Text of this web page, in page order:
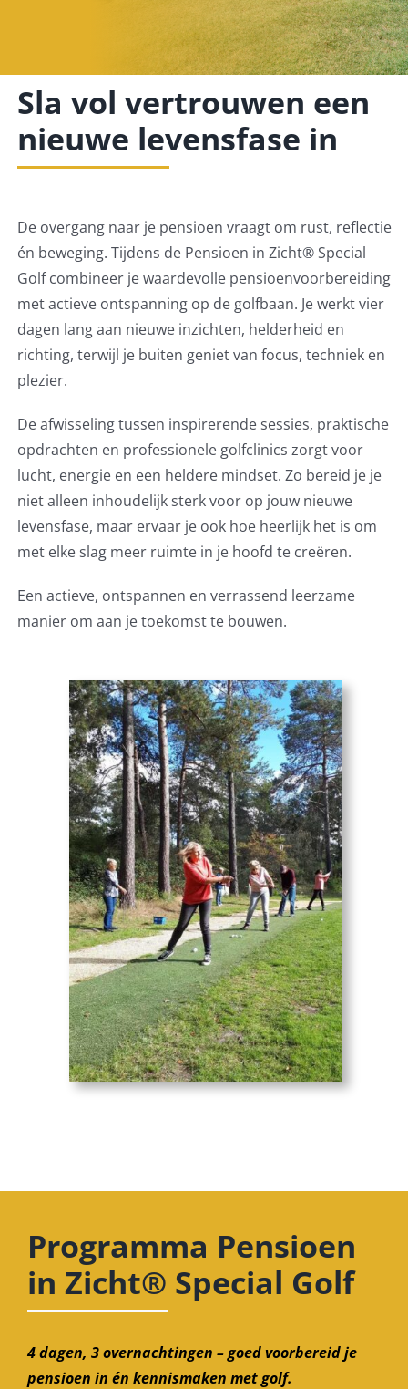
Blog
Contact
Sla vol vertrouwen een
nieuwe levensfase in
De overgang naar je pensioen vraagt om rust, reflectie
én beweging. Tijdens de Pensioen in Zicht® Special
Golf combineer je waardevolle pensioenvoorbereiding
met actieve ontspanning op de golfbaan. Je werkt vier
dagen lang aan nieuwe inzichten, helderheid en
richting, terwijl je buiten geniet van focus, techniek en
plezier.
De afwisseling tussen inspirerende sessies, praktische
opdrachten en professionele golfclinics zorgt voor
lucht, energie en een heldere mindset. Zo bereid je je
niet alleen inhoudelijk sterk voor op jouw nieuwe
levensfase, maar ervaar je ook hoe heerlijk het is om
met elke slag meer ruimte in je hoofd te creëren.
Een actieve, ontspannen en verrassend leerzame
manier om aan je toekomst te bouwen.
Programma Pensioen
in Zicht® Special Golf
4dagen, 3 overnachtingen – goed voorbereid je
pensioen in én kennismaken met golf.